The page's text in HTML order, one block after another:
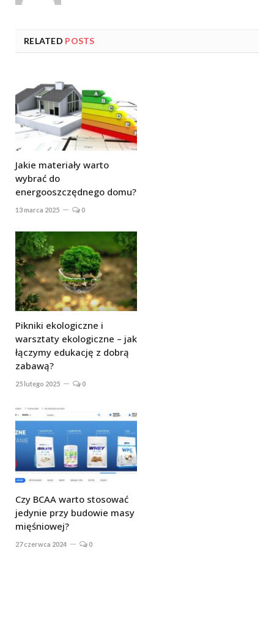
RELATED POSTS
Jakie materiały warto
wybrać do
energooszczędnego domu?
13 marca 2025 0
Pikniki ekologiczne i
warsztaty ekologiczne – jak
łączymy edukację z dobrą
zabawą?
25 lutego 2025 0
Czy BCAA warto stosować
jedynie przy budowie masy
mięśniowej?
27 czerwca 2024 0